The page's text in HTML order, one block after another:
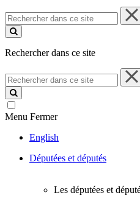
Rechercher
dans
ce
Rechercher dans ce site
Rechercher
dans
ce
site
Menu Fermer
English
Députées et députés
Les députées et